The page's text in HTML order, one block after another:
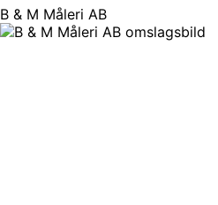
B & M Måleri AB